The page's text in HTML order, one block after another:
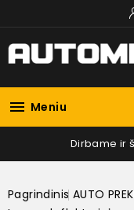
 Meniu
Dirbame ir
Pagrindinis AUTO